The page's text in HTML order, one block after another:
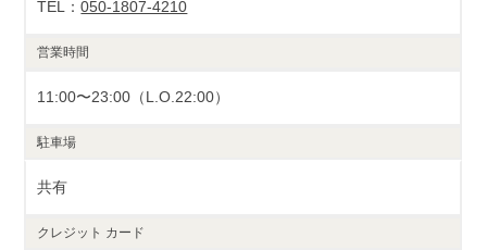
TEL：050-1807-4210
営業時間
11:00〜23:00（L.O.22:00）
駐車場
共有
クレジット カード